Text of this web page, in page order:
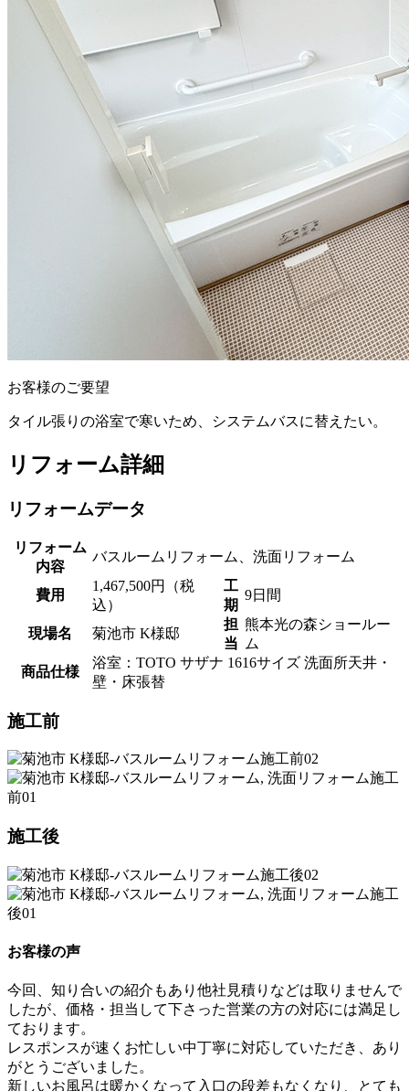
お客様のご要望
タイル張りの浴室で寒いため、システムバスに替えたい。
リフォーム詳細
リフォームデータ
リフォーム
内容
バスルームリフォーム、洗面リフォーム
費用
1,467,500円（税
込）
工
期
9日間
現場名 菊池市 K様邸
担
当
熊本光の森ショールー
ム
商品仕様
浴室：TOTO サザナ 1616サイズ 洗面所天井・
壁・床張替
施工前
施工後
お客様の声
今回、知り合いの紹介もあり他社見積りなどは取りませんで
したが、価格・担当して下さった営業の方の対応には満足し
ております。
レスポンスが速くお忙しい中丁寧に対応していただき、あり
がとうございました。
新しいお風呂は暖かくなって入口の段差もなくなり、とても